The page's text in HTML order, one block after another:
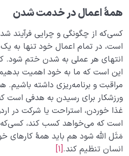
همۀ اعمال در خدمت شدن
کسی‌که از چگونگی و چرایی فرآیند
است، در تمام اعمال خود تنها به
انتهای هر عملی به شدن ختم شود.
این است که ما به خود اهمیت
مراقبت و برنامه‌ریزی داشته
ورزشکار برای رسیدن به هدفی است
غذا خوردن، استراحت یا شرکت در
است که می‌خواهد کسب کند،
مَثَل الله شود هم باید همۀ کارهای
انسان تنظیم کند.[1]